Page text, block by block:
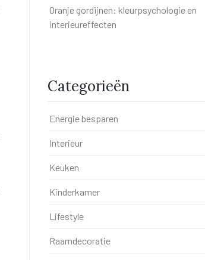
Oranje gordijnen: kleurpsychologie en
interieureffecten
Categorieën
Energie besparen
Interieur
Keuken
Kinderkamer
Lifestyle
Raamdecoratie